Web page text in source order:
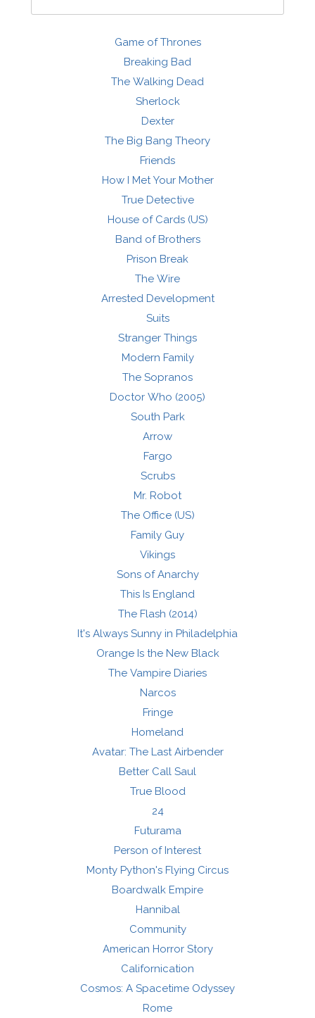
Game of Thrones
Breaking Bad
The Walking Dead
Sherlock
Dexter
The Big Bang Theory
Friends
How I Met Your Mother
True Detective
House of Cards (US)
Band of Brothers
Prison Break
The Wire
Arrested Development
Suits
Stranger Things
Modern Family
The Sopranos
Doctor Who (2005)
South Park
Arrow
Fargo
Scrubs
Mr. Robot
The Office (US)
Family Guy
Vikings
Sons of Anarchy
This Is England
The Flash (2014)
It's Always Sunny in Philadelphia
Orange Is the New Black
The Vampire Diaries
Narcos
Fringe
Homeland
Avatar: The Last Airbender
Better Call Saul
True Blood
24
Futurama
Person of Interest
Monty Python's Flying Circus
Boardwalk Empire
Hannibal
Community
American Horror Story
Californication
Cosmos: A Spacetime Odyssey
Rome